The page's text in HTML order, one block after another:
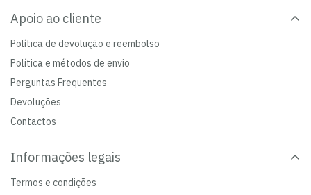
Apoio ao cliente
Política de devolução e reembolso
Política e métodos de envio
Perguntas Frequentes
Devoluções
Contactos
Informações legais
Termos e condições